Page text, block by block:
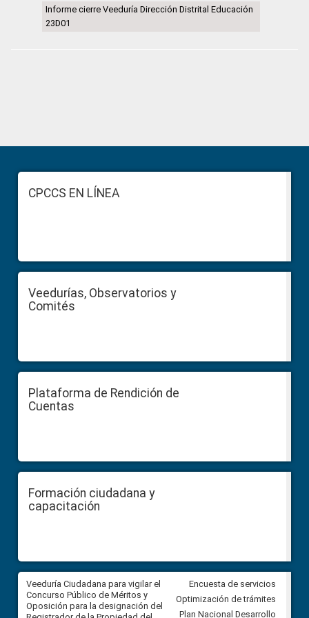
Informe cierre Veeduría Dirección Distrital Educación
23D01
Sidebar
FooterCPCCS EN LÍNEA
Veedurías, Observatorios y
Comités
Plataforma de Rendición de
Cuentas
Formación ciudadana y
capacitación
Veeduría Ciudadana para vigilar el
Concurso Público de Méritos y
Oposición para la designación del
Veeduría Ciudadana para
construcción del asfaltado de
Encuesta de servicios
Optimización de trámites
Plan Nacional Desarrollo